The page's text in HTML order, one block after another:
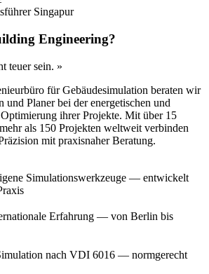
Singapur
Engineering?
teuer sein. »
für Gebäudesimulation beraten wir
und Planer bei der energetischen und
ihrer Projekte. Mit über 15
als 150 Projekten weltweit verbinden
mit praxisnaher Beratung.
Simulationswerkzeuge — entwickelt
Erfahrung — von Berlin bis
nach VDI 6016 — normgerecht